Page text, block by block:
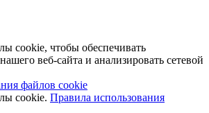
cookie, чтобы обеспечивать
веб-сайта и анализировать сетевой
файлов cookie
cookie. Правила использования